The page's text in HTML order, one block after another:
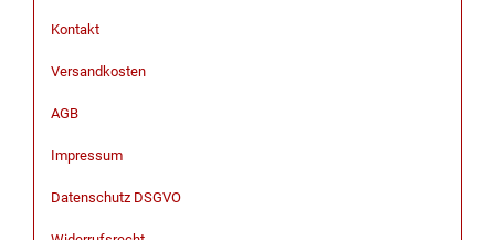
Kontakt
Versandkosten
AGB
Impressum
Datenschutz DSGVO